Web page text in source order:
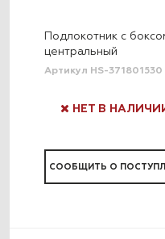
Подлокотник с
центральный
Артикул HS-371801530
НЕТ В
СООБЩИТЬ О